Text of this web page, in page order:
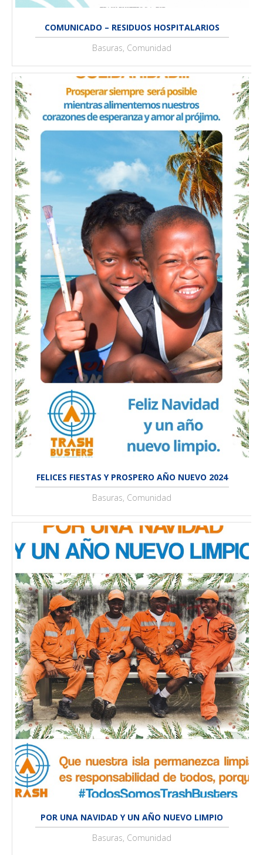
COMUNICADO – RESIDUOS HOSPITALARIOS
Basuras, Comunidad
FELICES FIESTAS Y PROSPERO AÑO NUEVO 2024
Basuras, Comunidad
POR UNA NAVIDAD Y UN AÑO NUEVO LIMPIO
Basuras, Comunidad